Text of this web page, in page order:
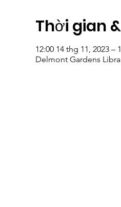
Thời gian
12:00 14 thg 11, 2023 –
Delmont Gardens